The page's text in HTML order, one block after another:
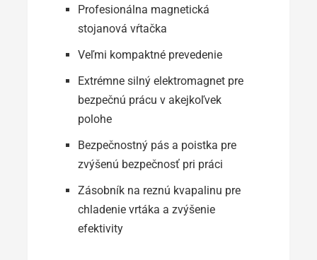
Profesionálna magnetická
stojanová vŕtačka
Veľmi kompaktné prevedenie
Extrémne silný elektromagnet pre
bezpečnú prácu v akejkoľvek
polohe
Bezpečnostný pás a poistka pre
zvýšenú bezpečnosť pri práci
Zásobník na reznú kvapalinu pre
chladenie vrtáka a zvýšenie
efektivity